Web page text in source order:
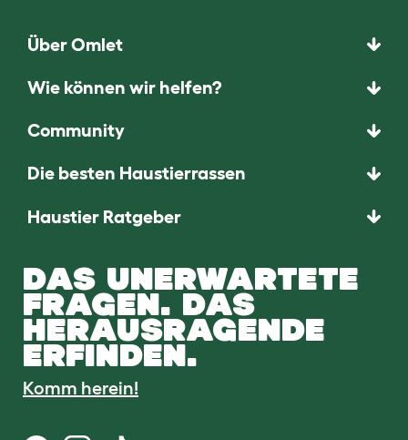
Über Omlet
Wie können wir helfen?
Community
Die besten Haustierrassen
Haustier Ratgeber
DAS UNERWARTETE
FRAGEN. DAS
HERAUSRAGENDE
ERFINDEN.
Komm herein!